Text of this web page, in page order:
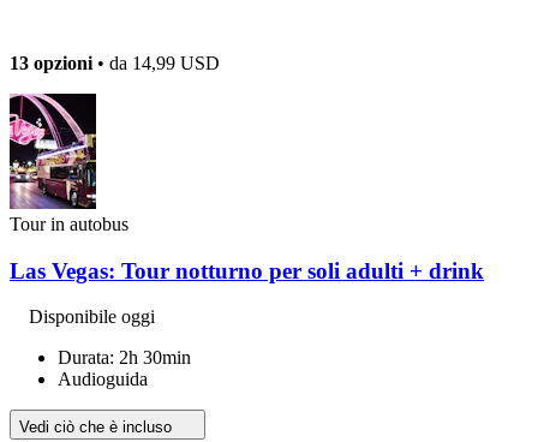
13 opzioni • da 14,99 USD
Tour in autobus
Las Vegas: Tour notturno per soli adulti + drink
Disponibile oggi
Durata: 2h 30min
Audioguida
Vedi ciò che è incluso